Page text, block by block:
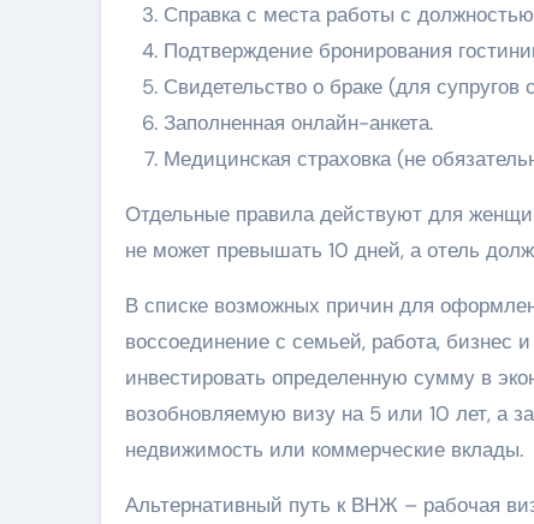
Справка с места работы с
Подтверждение бронирования
Свидетельство о браке (для
Заполненная онлайн-анкета.
Медицинская страховка (не
Отдельные правила действуют для
не может превышать 10 дней, а отель
В списке возможных причин для
воссоединение с семьей, работа,
инвестировать определенную сумму в
возобновляемую визу на 5 или 10 лет, а
недвижимость или коммерческие вклады.
Альтернативный путь к ВНЖ – рабочая